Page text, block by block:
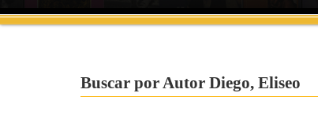
Buscar por Autor Diego, Eliseo